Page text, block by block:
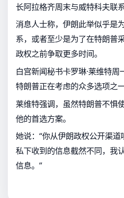
长阿拉格齐周末与威特科夫联
消息人士称，伊朗此举似乎是
系，或者至少是为了在特朗普
政权之前争取更多时间。
白宫新闻秘书卡罗琳·莱维特
特朗普正在考虑的众多选项之一
莱维特强调，虽然特朗普不惧
他的首选方案。
她说：“你从伊朗政权公开渠
私下收到的信息截然不同，我
信息。”